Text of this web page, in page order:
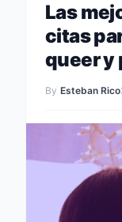
Las
citas
queer y
By Esteban Rico